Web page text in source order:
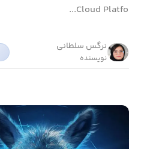
Cloud Platfo...
نرگس سلطانی
نویسنده